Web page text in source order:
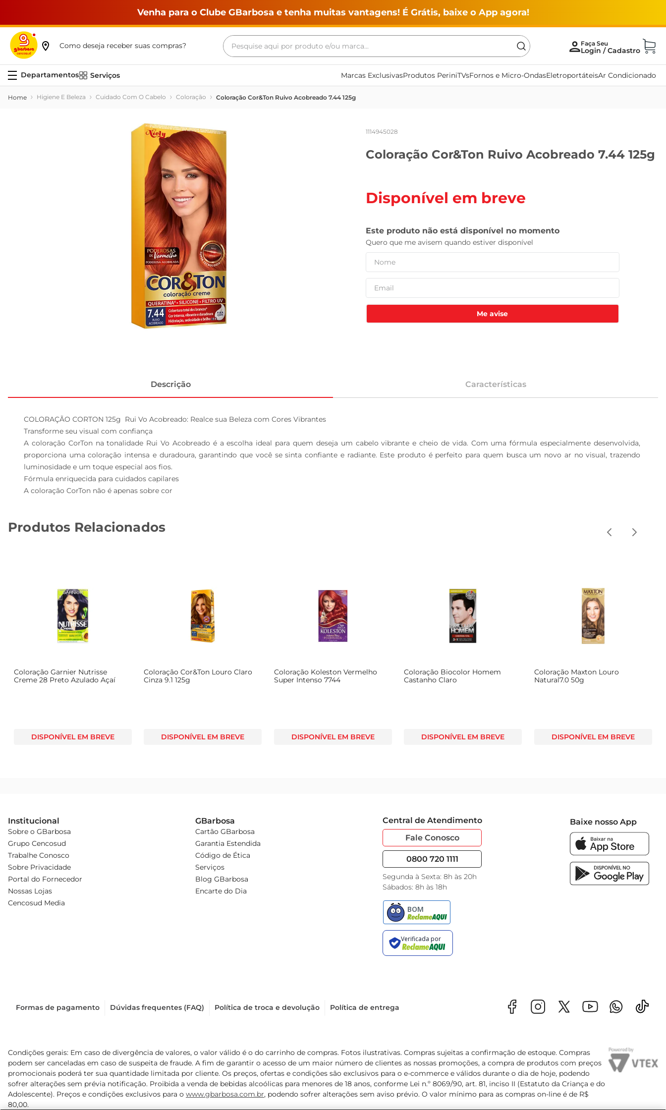
Venha para o Clube GBarbosa e tenha muitas vantagens! É Grátis, baixe o App agora!
Como deseja receber suas compras?
Pesquise aqui por produto e/ou marca...
Serviços Marcas ExclusivasProdutos PeriniTVsFornos e Micro-OndasEletroportáteisAr Condicionado
Higiene E Beleza Cuidado Com O Cabelo Coloração Coloração Cor&Ton Ruivo Acobreado 7.44 125g
1114945028
Coloração Cor&Ton Ruivo Acobreado 7.44 125g
Disponível em breve
Me avise
Descrição Características
COLORAÇÃO CORTON 125g  Rui Vo Acobreado: Realce sua Beleza com Cores Vibrantes
Transforme seu visual com confiança
A coloração CorTon na tonalidade Rui Vo Acobreado é a escolha ideal para quem deseja um cabelo vibrante e cheio de vida. Com uma fórmula especialmente desenvolvida,
proporciona uma coloração intensa e duradoura, garantindo que você se sinta confiante e radiante. Este produto é perfeito para quem busca um novo ar no visual, trazendo
luminosidade e um toque especial aos fios.
Fórmula enriquecida para cuidados capilares
A coloração CorTon não é apenas sobre cor
Produtos Relacionados
Coloração Garnier Nutrisse
Creme 28 Preto Azulado Açaí
DISPONÍVEL EM BREVE
Coloração Cor&Ton Louro Claro
Cinza 9.1 125g
DISPONÍVEL EM BREVE
Coloração Koleston Vermelho
Super Intenso 7744
DISPONÍVEL EM BREVE
Coloração Biocolor Homem
Castanho Claro
DISPONÍVEL EM BREVE
Coloração Maxton Louro
Natural7.0 50g
DISPONÍVEL EM BREVE
Institucional
Sobre o GBarbosa
Grupo Cencosud
Trabalhe Conosco
Sobre Privacidade
Portal do Fornecedor
Nossas Lojas
Cencosud Media
GBarbosa
Cartão GBarbosa
Garantia Estendida
Código de Ética
Serviços
Blog GBarbosa
Encarte do Dia
Central de Atendimento
Fale Conosco
0800 720 1111
Segunda à Sexta: 8h às 20h
Sábados: 8h às 18h
Baixe nosso App
Formas de pagamento Dúvidas frequentes (FAQ) Política de troca e devolução Política de entrega
Condições gerais: Em caso de divergência de valores, o valor válido é o do carrinho de compras. Fotos ilustrativas. Compras sujeitas a confirmação de estoque. Compras
podem ser canceladas em caso de suspeita de fraude. A fim de garantir o acesso de um maior número de clientes as nossas promoções, a compra de produtos com preços
promocionais poderá ter sua quantidade limitada por cliente. Os preços, ofertas e condições são exclusivos para o e-commerce e válidos durante o dia de hoje, podendo
sofrer alterações sem prévia notificação. Proibida a venda de bebidas alcoólicas para menores de 18 anos, conforme Lei n.º 8069/90, art. 81, inciso II (Estatuto da Criança e do
Adolescente). Preços e condições exclusivos para o www.gbarbosa.com.br, podendo sofrer alterações sem aviso prévio. O valor mínimo para as compras on-line é de R$
80,00.
Termos mais buscados
maquina lavar